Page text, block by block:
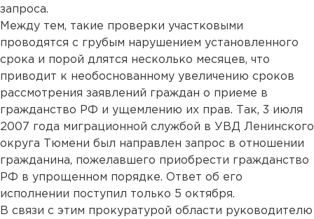
запроса.
Между тем, такие проверки участковыми
проводятся с грубым нарушением установленного
срока и порой длятся несколько месяцев, что
приводит к необоснованному увеличению сроков
рассмотрения заявлений граждан о приеме в
гражданство РФ и ущемлению их прав. Так, 3 июля
2007 года миграционной службой в УВД Ленинского
округа Тюмени был направлен запрос в отношении
гражданина, пожелавшего приобрести гражданство
РФ в упрощенном порядке. Ответ об его
исполнении поступил только 5 октября.
В связи с этим прокуратурой области руководителю